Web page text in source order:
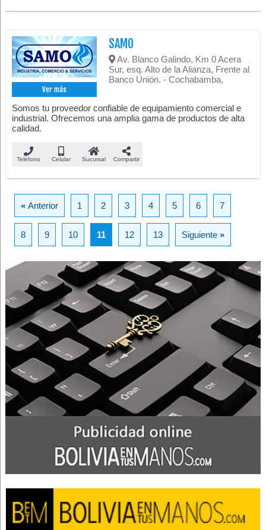
Ver más
SAMO
Av. Blanco Galindo, Km 0 Acera
Sur, esq. Alto de la Alianza, Frente al
Banco Unión. - Cochabamba,
Somos tu proveedor confiable de equipamiento comercial e
industrial. Ofrecemos una amplia gama de productos de alta
calidad.
Teléfono Celular Sucursal Compartir
«Anterior 1 2 3 4 5 6 7
8 9 10 11 12 13 Siguiente»